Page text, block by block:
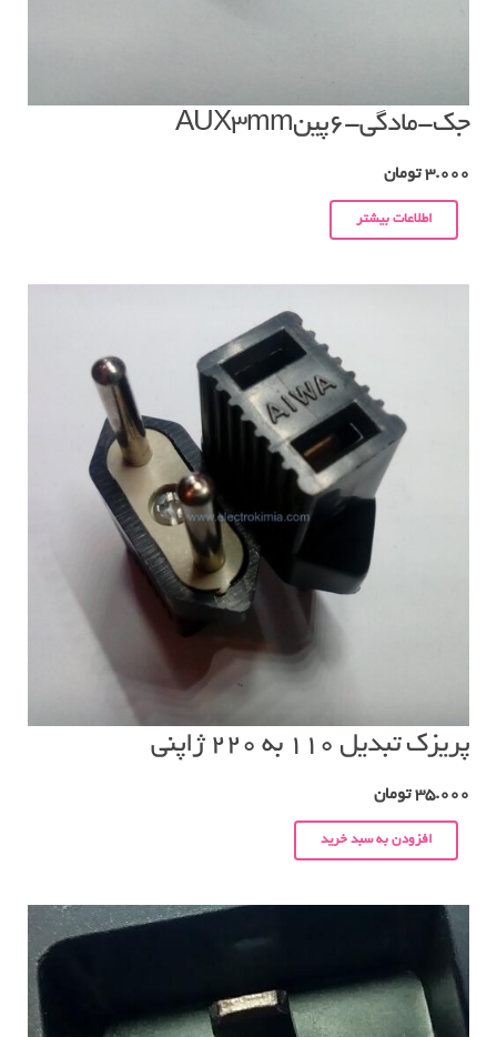
جک-مادگی-۶پینAUX3mm
3.000 تومان
اطلاعات بیشتر
پریزک تبدیل ۱۱۰ به ۲۲۰ ژاپنی
35.000 تومان
افزودن به سبد خرید